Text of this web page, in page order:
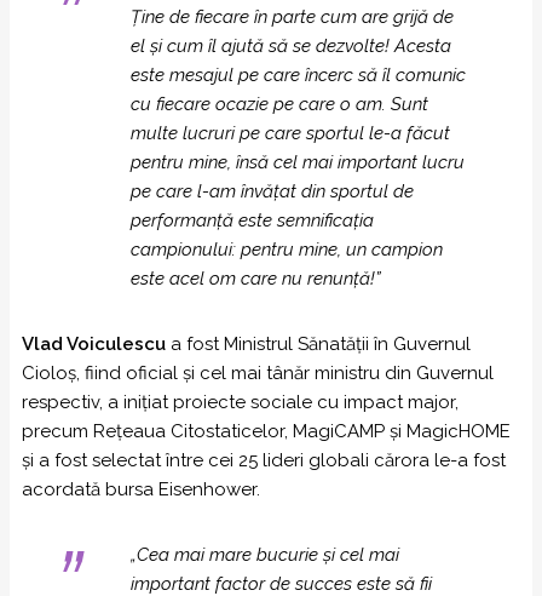
Ține de fiecare în parte cum are grijă de
el și cum îl ajută să se dezvolte! Acesta
este mesajul pe care încerc să îl comunic
cu fiecare ocazie pe care o am. Sunt
multe lucruri pe care sportul le-a făcut
pentru mine, însă cel mai important lucru
pe care l-am învățat din sportul de
performanță este semnificația
campionului: pentru mine, un campion
este acel om care nu renunță!”
Vlad Voiculescu a fost Ministrul Sănatăţii în Guvernul
Cioloş, fiind oficial şi cel mai tânăr ministru din Guvernul
respectiv, a inițiat proiecte sociale cu impact major,
precum Rețeaua Citostaticelor, MagiCAMP și MagicHOME
şi a fost selectat între cei 25 lideri globali cărora le-a fost
acordată bursa Eisenhower.
„Cea mai mare bucurie şi cel mai
important factor de succes este să fii